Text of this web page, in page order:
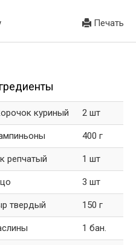
Печать
куриный 2 шт
400 г
репчатый 1 шт
3 шт
твердый 150 г
1 бан.